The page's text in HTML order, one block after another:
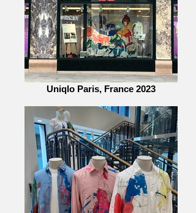
Uniqlo Paris, France 2023